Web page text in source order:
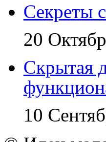
Секреты
20
Скрытая
10